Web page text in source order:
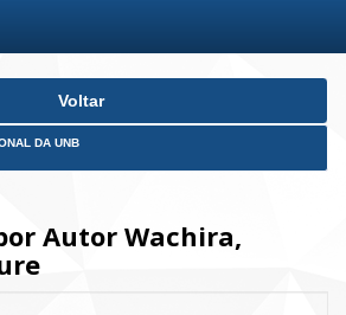
Voltar
DA UNB
Autor Wachira,